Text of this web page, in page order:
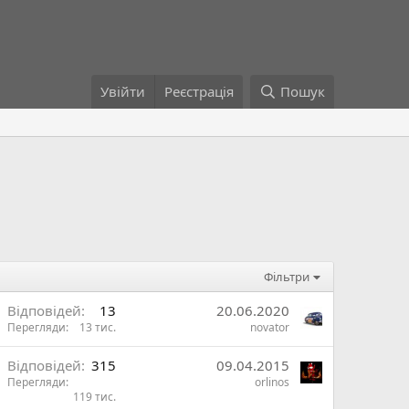
Увійти Реєстрація Пошук
Фільтри
Відповідей 13
Перегляди 13 тис.
20.06.2020
novator
Відповідей 315
Перегляди
119 тис.
09.04.2015
orlinos